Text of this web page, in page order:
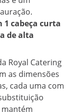
1 cabeça curta
de alta
Royal Catering
as dimensões
cada uma com